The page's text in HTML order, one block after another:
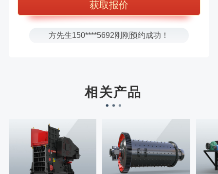
张先生156****2060刚刚预约成功！
张先生131****7997刚刚预约成功！
方先生150****5692刚刚预约成功！
徐先生132****0391刚刚预约成功！
相关产品